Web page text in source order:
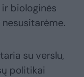
biologinės
su verslu,
politikai